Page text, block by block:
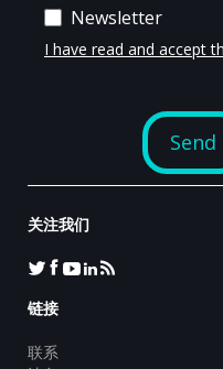
关注我们
链接
联系